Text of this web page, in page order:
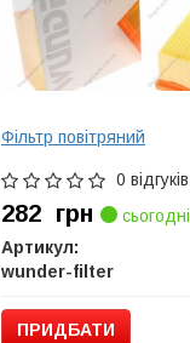
Фільтр повітряний
0 відгуків
282 грн
сьогодні
Артикул:
wunder-filter
ПРИДБАТИ